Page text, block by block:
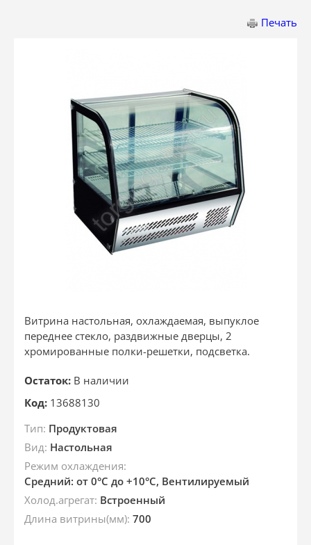
Печать
Витрина настольная, охлаждаемая, выпуклое
переднее стекло, раздвижные дверцы, 2
хромированные полки-решетки, подсветка.
Остаток: В наличии
Код: 13688130
Тип: Продуктовая
Вид: Настольная
Режим охлаждения:
Средний: от 0°C до +10°C, Вентилируемый
Холод.агрегат: Встроенный
Длина витрины(мм): 700